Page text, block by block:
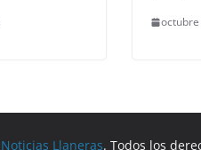
Noticias Llaneras. Todos los